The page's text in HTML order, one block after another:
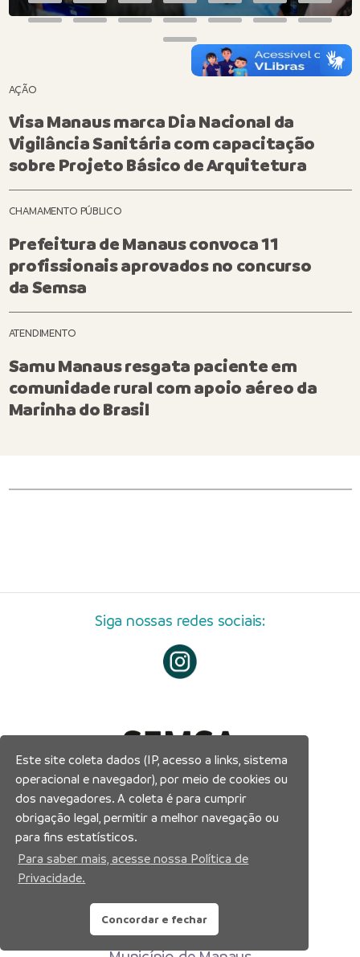
AÇÃO
Visa Manaus marca Dia Nacional da
Vigilância Sanitária com capacitação
sobre Projeto Básico de Arquitetura
CHAMAMENTO PÚBLICO
Prefeitura de Manaus convoca 11
profissionais aprovados no concurso
da Semsa
ATENDIMENTO
Samu Manaus resgata paciente em
comunidade rural com apoio aéreo da
Marinha do Brasil
Siga nossas redes sociais:
Prefeitura Municipal de Manaus
Este site coleta dados (IP, acesso a links, sistema
operacional e navegador), por meio de cookies ou
dos navegadores. A coleta é para cumprir
obrigação legal, permitir a melhor navegação ou
para fins estatísticos.
Para saber mais, acesse nossa Política de
Privacidade.
Concordar e fechar